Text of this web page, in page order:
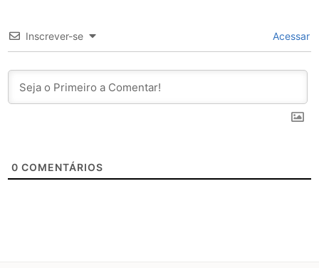
Inscrever-se Acessar
0 COMENTÁRIOS